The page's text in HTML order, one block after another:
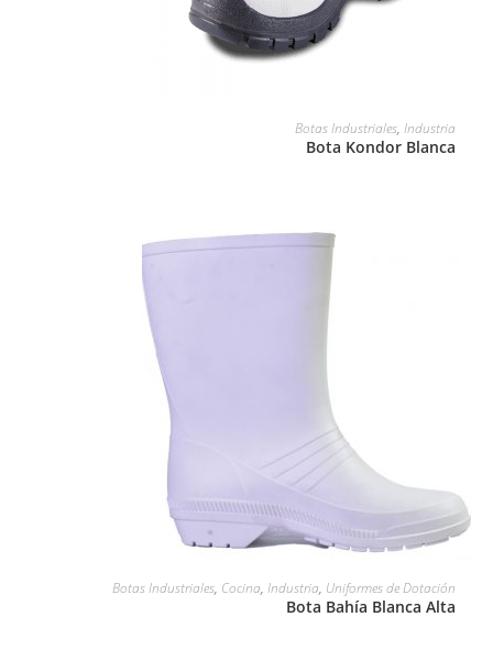
Botas Industriales,Industria
Bota Kondor Blanca
LEER MÁS
Botas Industriales, Cocina,Industria, Uniformes de Dotación
Bota Bahía Blanca Alta